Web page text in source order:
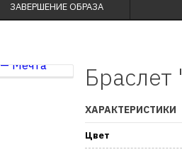
ЗАВЕРШЕНИЕ ОБРАЗА
ХАРАКТЕРИСТИКИ
Цвет